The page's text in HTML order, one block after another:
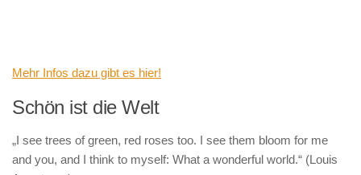
Mehr Infos dazu gibt es hier!
Schön ist die Welt
„I see trees of green, red roses too. I see them bloom for me
and you, and I think to myself: What a wonderful world.“ (Louis